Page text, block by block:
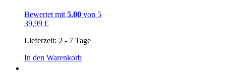
Bewertet mit 5.00 von 5
39,99 €
Lieferzeit: 2 - 7 Tage
In den Warenkorb